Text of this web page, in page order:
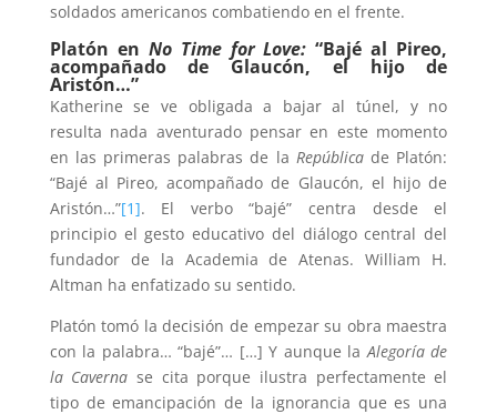
soldados americanos combatiendo en el frente.
Platón en No Time for Love:“Bajé al Pireo,
acompañado de Glaucón, el hijo de
Aristón…”
Katherine se ve obligada a bajar al túnel, y no
resulta nada aventurado pensar en este momento
en las primeras palabras de la Repúblicade Platón:
“Bajé al Pireo, acompañado de Glaucón, el hijo de
Aristón…”[1]. El verbo “bajé” centra desde el
principio el gesto educativo del diálogo central del
fundador de la Academia de Atenas. William H.
Altman ha enfatizado su sentido.
Platón tomó la decisión de empezar su obra maestra
con la palabra… “bajé”… […] Y aunque laAlegoría de
la Caverna se cita porque ilustra perfectamente el
tipo de emancipación de la ignorancia que es una